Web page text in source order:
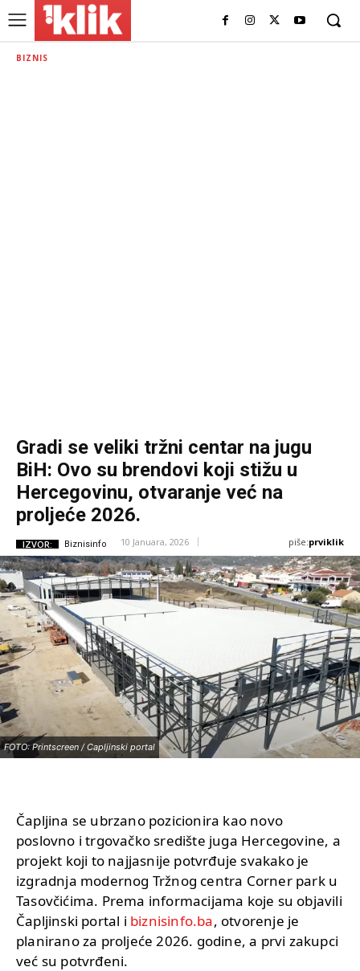
BIZNIS
Gradi se veliki tržni centar na jugu
BiH: Ovo su brendovi koji stižu u
Hercegovinu, otvaranje već na
proljeće 2026.
IZVOR: Biznisinfo 10 Januara, 2026 piše:prviklik
FOTO: Printscreen / Capljinski portal
Čapljina se ubrzano pozicionira kao novo
poslovno i trgovačko središte juga Hercegovine, a
projekt koji to najjasnije potvrđuje svakako je
izgradnja modernog Tržnog centra Corner park u
Tasovčićima. Prema informacijama koje su objavili
Čapljinski portal i biznisinfo.ba, otvorenje je
planirano za proljeće 2026. godine, a prvi zakupci
već su potvrđeni.